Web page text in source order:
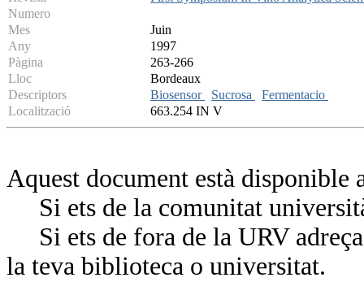
Numero
Mes
Juin
Any
1997
Pàgina
263-266
Lloc
Bordeaux
Descriptors
Biosensor Sucrosa
Fermentacio
Localització
663.254 IN V
Aquest document està
Si ets de la comunitat
Si ets de fora de la URV
la teva biblioteca o universitat.